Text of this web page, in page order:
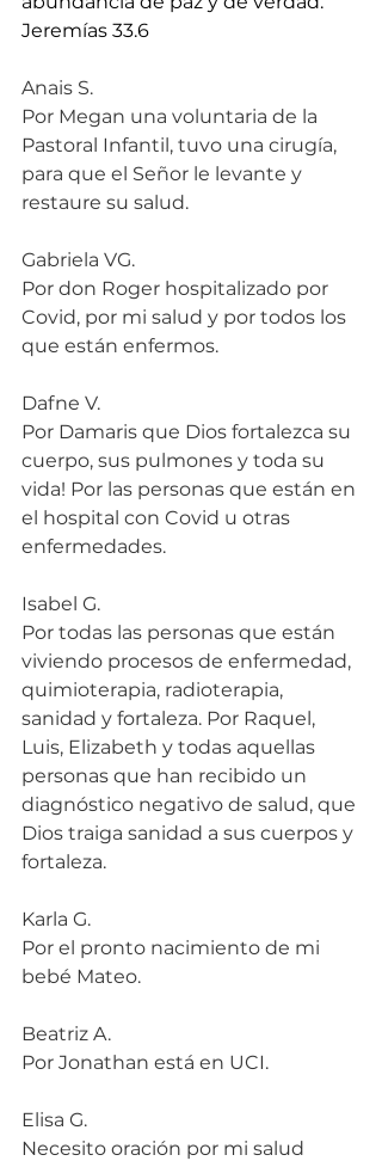
Jeremías 33.6
Anais S.
Por Megan una voluntaria de la
Pastoral Infantil, tuvo una cirugía,
para que el Señor le levante y
restaure su salud.
Gabriela VG.
Por don Roger hospitalizado por
Covid, por mi salud y por todos los
que están enfermos.
Dafne V.
Por Damaris que Dios fortalezca su
cuerpo, sus pulmones y toda su
vida! Por las personas que están en
el hospital con Covid u otras
enfermedades.
Isabel G.
Por todas las personas que están
viviendo procesos de enfermedad,
quimioterapia, radioterapia,
sanidad y fortaleza. Por Raquel,
Luis, Elizabeth y todas aquellas
personas que han recibido un
diagnóstico negativo de salud, que
Dios traiga sanidad a sus cuerpos y
fortaleza.
Karla G.
Por el pronto nacimiento de mi
bebé Mateo.
Beatriz A.
Por Jonathan está en UCI.
Elisa G.
Necesito oración por mi salud